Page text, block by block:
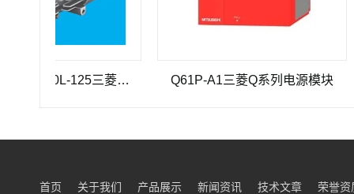
三菱重工SEHV100L-125三菱重工蜗轮蜗杆减速机SEHV100L-125 Q61P-A1三菱Q系列电源模块
首页 关于我们 产品展示 新闻资讯 技术文章 荣誉资